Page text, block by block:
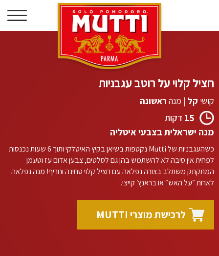
חציל קלוי על רוטב עגבניות
קושי קל | מנה ראשונה
15 דקות
מנה ישראלית בצבעי איטליה
כשהעגבניות של נקטפות בשיאן בקיץ האיטלקי ותוך
שעות נכנסות
לפחית אין סיבה לא להשתמש בהן גם לסלטים,צבען אדום עז וטעמן
המתקתק משתלב בצורה נפלאה עם חציל קלוי טחינה וחריף! מנה נפלאה
לארות ״על האש״ או בראנץ׳ קייצי.
לרכישת מוצרי MUTTI